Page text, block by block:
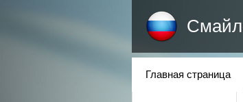
Главная страница